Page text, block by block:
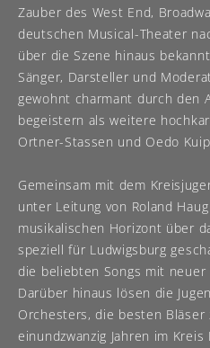
Zauber des West End,
deutschen Musical-Theater
über die Szene hinaus
Sänger, Darsteller und
gewohnt charmant durch den
begeistern als weitere
Ortner-Stassen und Oedo
Gemeinsam mit dem
unter Leitung von Roland
musikalischen Horizont über
speziell für Ludwigsburg
die beliebten Songs mit neuer
Darüber hinaus lösen die
Orchesters, die besten Bläser
einundzwanzig Jahren im